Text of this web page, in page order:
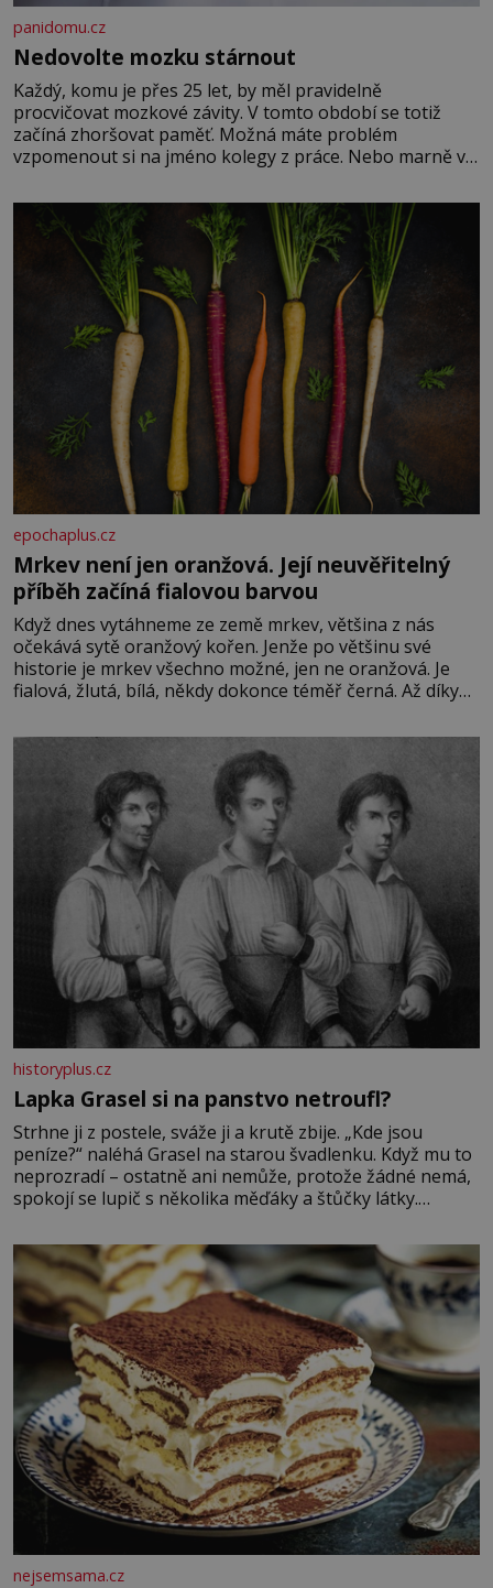
panidomu.cz
Nedovolte mozku stárnout
Každý, komu je přes 25 let, by měl pravidelně
procvičovat mozkové závity. V tomto období se totiž
začíná zhoršovat paměť. Možná máte problém
vzpomenout si na jméno kolegy z práce. Nebo marně v
Je to opravdu tak, s věkem jako kdyby se paměť
rozhodla stávkovat. Cvičte
epochaplus.cz
Mrkev není jen oranžová. Její neuvěřitelný
příběh začíná fialovou barvou
Když dnes vytáhneme ze země mrkev, většina z nás
očekává sytě oranžový kořen. Jenže po většinu své
historie je mrkev všechno možné, jen ne oranžová. Je
fialová, žlutá, bílá, někdy dokonce téměř černá. Až díky
bez které si českou zahradu ani nedokážeme představit.
historyplus.cz
Lapka Grasel si na panstvo netroufl?
Strhne ji z postele, sváže ji a krutě zbije. „Kde jsou
peníze?“ naléhá Grasel na starou švadlenku. Když mu to
neprozradí – ostatně ani nemůže, protože žádné nemá,
spokojí se lupič s několika měďáky a štůčky látky.
krutý. Jeho činy budí hrůzu ještě dlouho po jeho smrti
nejsemsama.cz